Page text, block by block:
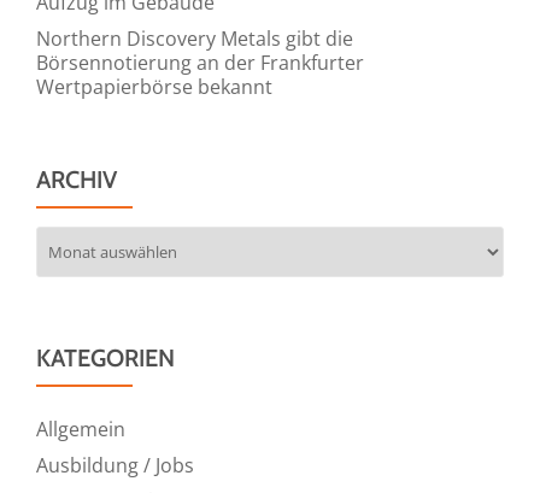
Northern Discovery Metals gibt die
Börsennotierung an der Frankfurter
Wertpapierbörse bekannt
ARCHIV
KATEGORIEN
Allgemein
Ausbildung / Jobs